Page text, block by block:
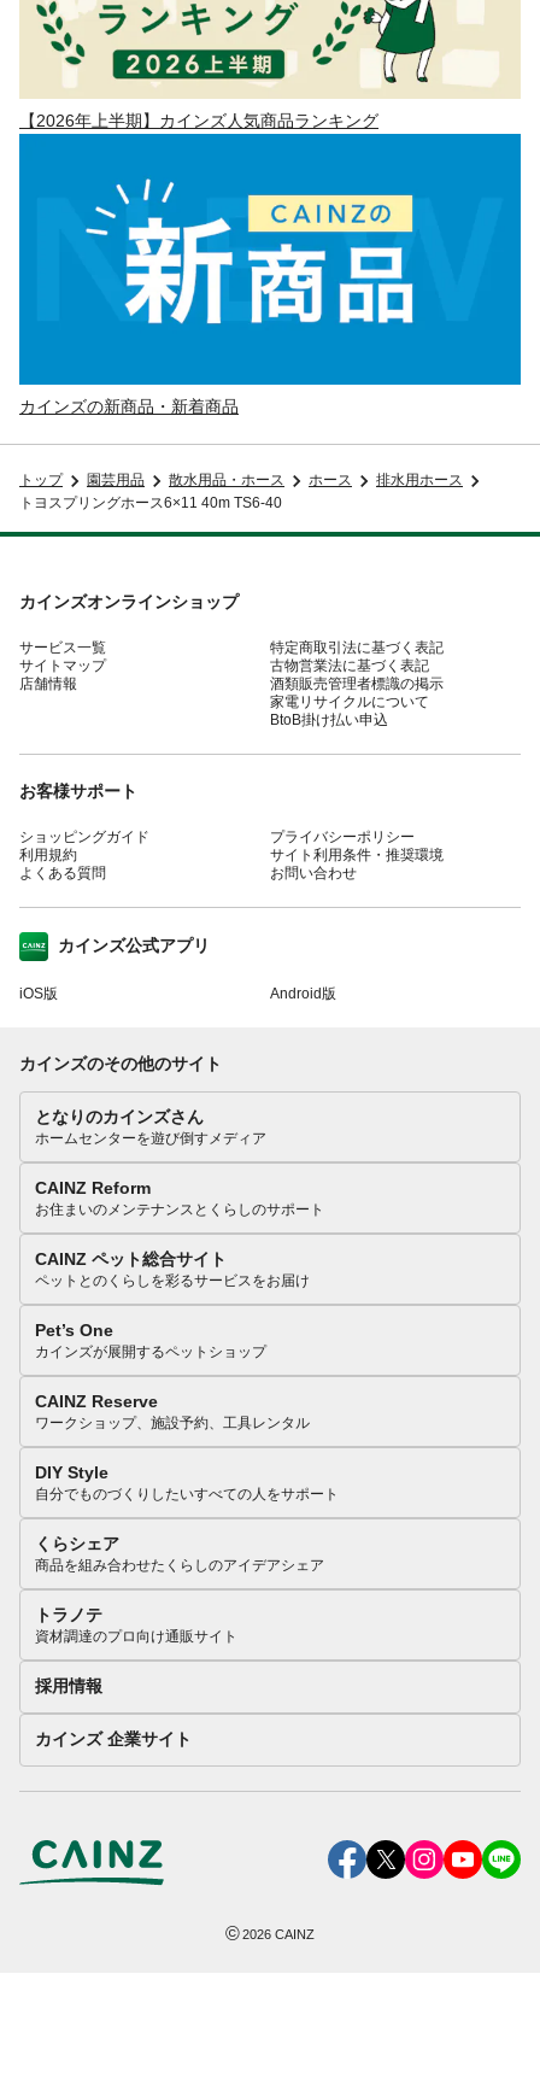
【2026年上半期】カインズ人気商品ランキング
カインズの新商品・新着商品
トップ 園芸用品 散水用品・ホース ホース
排水用ホース
トヨスプリングホース6×11 40m TS6-40
カインズオンラインショップ
サービス一覧
サイトマップ
店舗情報
特定商取引法に基づく表記
古物営業法に基づく表記
酒類販売管理者標識の掲示
家電リサイクルについて
BtoB掛け払い申込
お客様サポート
ショッピングガイド
利用規約
よくある質問
プライバシーポリシー
サイト利用条件・推奨環境
お問い合わせ
カインズ公式アプリ
iOS版 Android版
カインズのその他のサイト
となりのカインズさん
ホームセンターを遊び倒すメディア
CAINZ Reform
お住まいのメンテナンスとくらしのサポート
CAINZ ペット総合サイト
ペットとのくらしを彩るサービスをお届け
Pet’s One
カインズが展開するペットショップ
CAINZ Reserve
ワークショップ、施設予約、工具レンタル
DIY Style
自分でものづくりしたいすべての人をサポート
くらシェア
商品を組み合わせたくらしのアイデアシェア
トラノテ
資材調達のプロ向け通販サイト
採用情報
カインズ 企業サイト
©2026 CAINZ